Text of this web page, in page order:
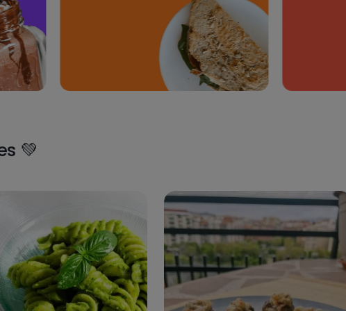
banane-chocolat
450kcal
Smoothie à la mangue 🥭 et à
la banane 🍌
💚